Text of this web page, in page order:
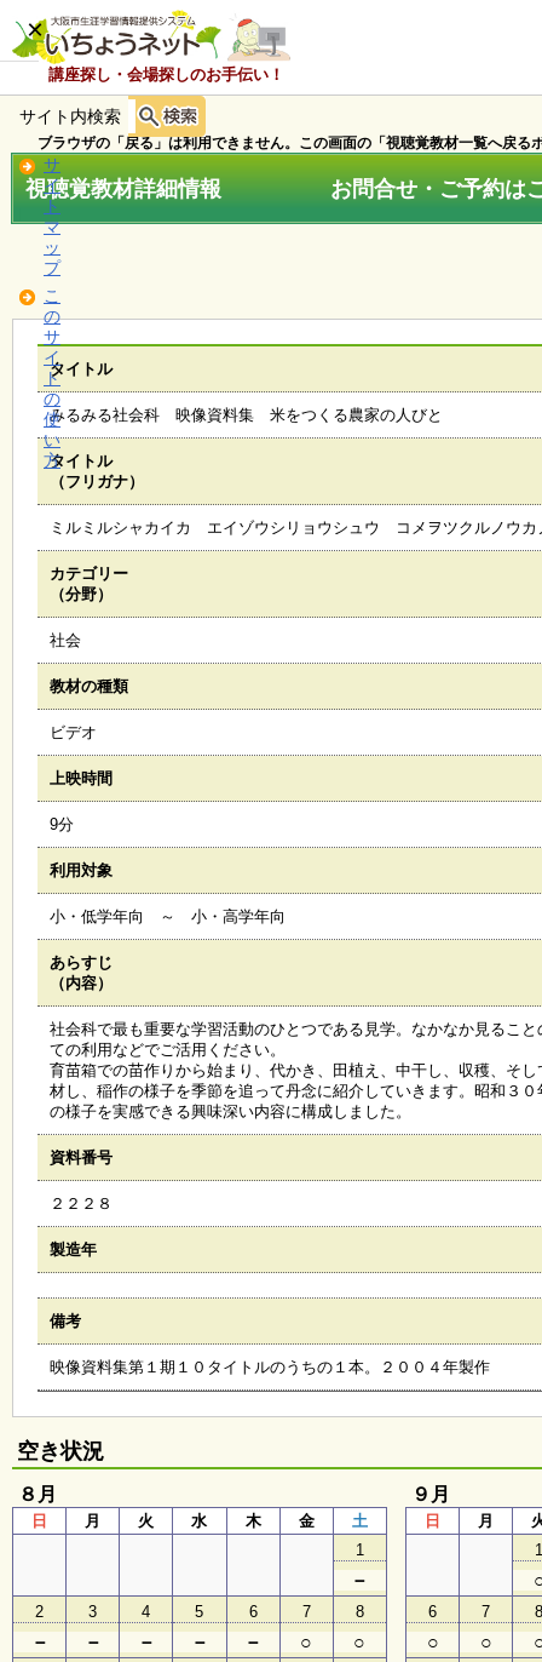
講座探し・会場探しのお手伝い！
×
ホ
ー
ム
知
ら
せ
講
座
・
イ
ベ
ト
設
約
い
木
覧
ラ
ー
ラ
ン
マ
ジ
ン
い
ち
ょ
木
サイト内検索
サ
イ
ト
マ
ッ
プ
こ
の
サ
イ
ト
の
使
い
方
ブラウザの「戻る」は利用できません。この画面の「視聴覚教材一覧へ戻る
視聴覚教材詳細情報 お問合せ・ご予約はこ
タイトル
みるみる社会科 映像資料集 米をつくる農家の人びと
タイトル
（フリガナ）
ミルミルシャカイカ エイゾウシリョウシュウ コメヲツクルノウカ
カテゴリー
（分野）
社会
教材の種類
ビデオ
上映時間
9分
利用対象
小・低学年向 ～ 小・高学年向
あらすじ
（内容）
社会科で最も重要な学習活動のひとつである見学。なかなか見るこ
ての利用などでご活用ください。
育苗箱での苗作りから始まり、代かき、田植え、中干し、収穫、そ
材し、稲作の様子を季節を追って丹念に紹介していきます。昭和３
の様子を実感できる興味深い内容に構成しました。
資料番号
２２２８
製造年
備考
映像資料集第１期１０タイトルのうちの１本。２００４年製作
空き状況
８月
日 月 火 水 木 金
土
1
－
2
－
3
－
4
－
5
－
6
－
7
○
8
○
９月
日 月
6
○
7
○